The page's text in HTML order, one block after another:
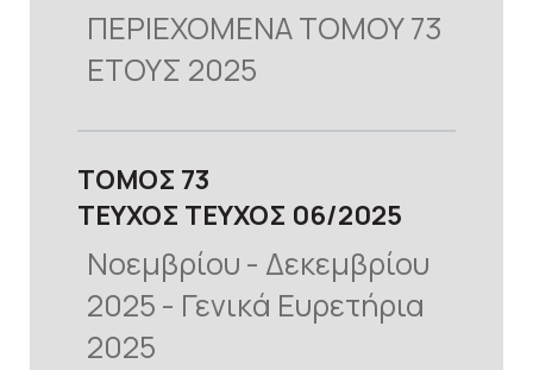
ΠΕΡΙΕΧΟΜΕΝΑ ΤΟΜΟΥ 73
ΕΤΟΥΣ 2025
ΤΟΜΟΣ 73
ΤΕΥΧΟΣ ΤΕΥΧΟΣ 06 2025
Νοεμβρίου - Δεκεμβρίου
2025 - Γενικά Ευρετήρια
2025